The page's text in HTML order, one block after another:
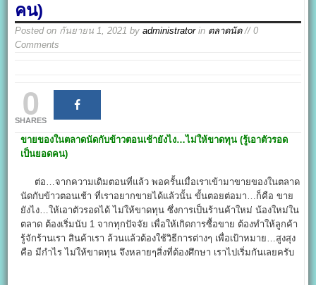
คน)
Posted on กันยายน 1, 2021 byadministratorin ตลาดนัด// 0
Comments
0
SHARES
ขายของในตลาดนัดกับข้าวตอนเช้ายังไง…ไม่ให้ขาดทุน (รู้เอาตัวรอด
เป็นยอดคน)
ต่อ…จากความเดิมตอนที่แล้ว พอครั้นเมื่อเราเข้ามาขายของในตลาด
นัดกับข้าวตอนเช้า ที่เราอยากขายได้แล้วนั้น ขั้นตอยต่อมา…ก็คือ ขาย
ยังไง…ให้เอาตัวรอดได้ ไม่ให้ขาดทุน ซึ่งการเป็นร้านค้าใหม่ น้องใหม่ใน
ตลาด ต้องเริ่มนับ 1 จากทุกปัจจัย เพื่อให้เกิดการซื้อขาย ต้องทำให้ลูกค้า
รู้จักร้านเรา สินค้าเรา ล้วนแล้วต้องใช้วิธีการต่างๆ เพื่อเป้าหมาย…สูงสุง
คือ มีกำไร ไม่ให้ขาดทุน จึงหลายๆสิ่งที่ต้องศึกษา เราไปเริ่มกันเลยครับ